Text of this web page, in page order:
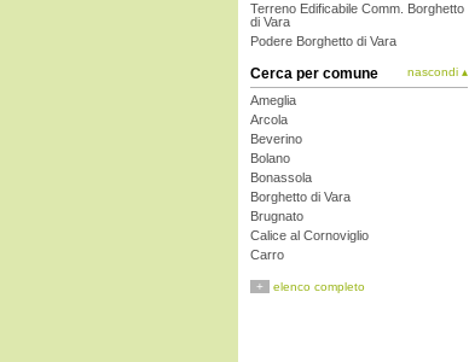
Terreno Edificabile Comm. Borghetto
di Vara
Podere Borghetto di Vara
Cerca per comune nascondi ▴
Ameglia
Arcola
Beverino
Bolano
Bonassola
Borghetto di Vara
Brugnato
Calice al Cornoviglio
Carro
Castelnuovo Magra
+ elenco completo